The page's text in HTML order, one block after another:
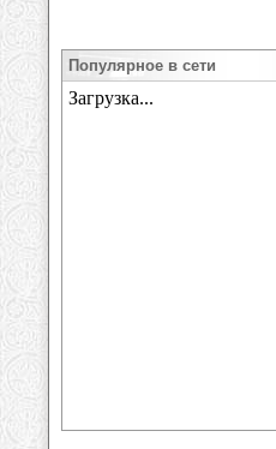
Популярное в сети